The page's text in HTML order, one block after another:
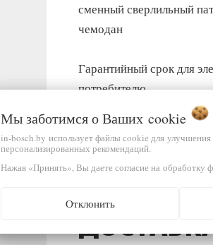
сменный сверлильный
чемодан
Гарантийный срок для
потребителю.
Официальная поставка!
Гарантийное
Тимирязева, 65А. Тел.
Мы заботимся о Ваших cookie
in-bosch.by использует файлы cookie для улучшения
персонализированных рекомендаций.
Нажав «Принять», Вы даете согласие на обработку
Отклонить